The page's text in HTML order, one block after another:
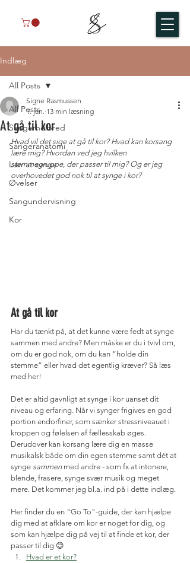
Indlæg
All Posts
Sangerhelbred
Sangeranatomi
Lær at synge
Øvelser
Sangundervisning
Kor
All Posts
At gå til kor
Signe Rasmussen
1. jan. 13 min læsning
Hvad vil det sige at gå til kor? Hvad kan korsang
lære mig? Hvordan ved jeg hvilken
stemmegruppe, der passer til mig? Og er jeg
overhovedet god nok til at synge i kor?
At gå til kor
Har du tænkt på, at det kunne være fedt at synge
sammen med andre? Men måske er du i tvivl om,
om du er god nok, om du kan “holde din
stemme” eller hvad det egentlig kræver? Så læs
med her!
Det er altid gavnligt at synge i kor uanset dit
niveau og erfaring. Når vi synger frigives en god
portion endorfiner, som sænker stressniveauet i
kroppen og følelsen af fællesskab øges.
Derudover kan korsang lære dig en masse
musikalsk både om din egen stemme samt dét at
synge sammen med andre - som fx at intonere,
blende, frasere, synge svær musik og meget
mere. Det kommer jeg bl.a. ind på i dette indlæg.
Her finder du en "Go To"-guide, der kan hjælpe
dig med at afklare om kor er noget for dig, og
som kan hjælpe dig på vej til at finde et kor, der
passer til dig 😊
Hvad er et kor?